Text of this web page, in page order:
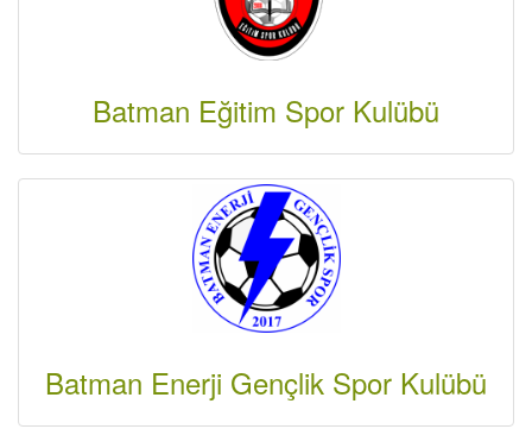
Batman Eğitim Spor Kulübü
Batman Enerji Gençlik Spor Kulübü